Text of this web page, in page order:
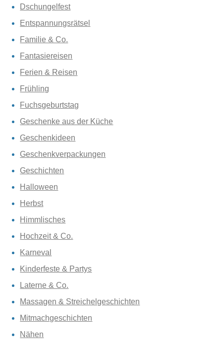
Dschungelfest
Entspannungsrätsel
Familie & Co.
Fantasiereisen
Ferien & Reisen
Frühling
Fuchsgeburtstag
Geschenke aus der Küche
Geschenkideen
Geschenkverpackungen
Geschichten
Halloween
Herbst
Himmlisches
Hochzeit & Co.
Karneval
Kinderfeste & Partys
Laterne & Co.
Massagen & Streichelgeschichten
Mitmachgeschichten
Nähen